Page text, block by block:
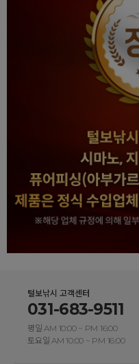
털보낚시 고객센터
031-683-9511
평일 AM 10:00 ~ PM 16:00
토요일 AM 10:00 ~ PM 16:00